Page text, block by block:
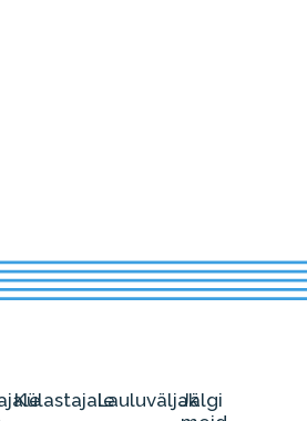
KülastajaleLauluväljakJälgi